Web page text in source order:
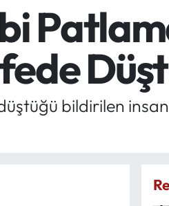
BİST100
13.887 %64
bildirilen